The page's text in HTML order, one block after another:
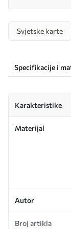
Svjetske karte
Specifikacije i
Karakteristike
Materijal
Autor
Broj artikla